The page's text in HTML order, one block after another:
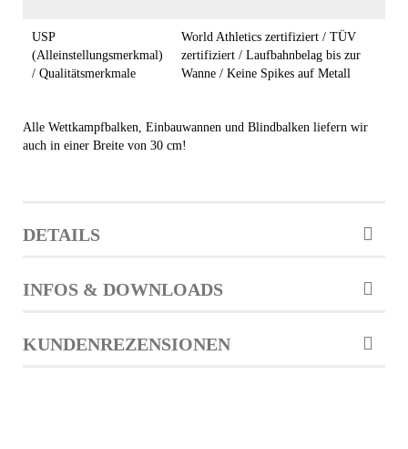
USP
(Alleinstellungsmerkmal)
/ Qualitätsmerkmale
World Athletics zertifiziert / TÜV
zertifiziert / Laufbahnbelag bis zur
Wanne / Keine Spikes auf Metall
Alle Wettkampfbalken, Einbauwannen und Blindbalken liefern wir
auch in einer Breite von 30 cm!
DETAILS
INFOS & DOWNLOADS
KUNDENREZENSIONEN